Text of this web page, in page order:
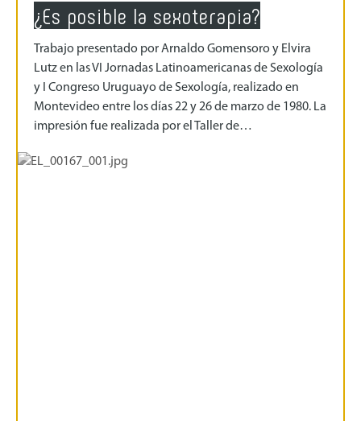
¿Es posible la sexoterapia?
Trabajo presentado por Arnaldo Gomensoro y Elvira
Lutz en las VI Jornadas Latinoamericanas de Sexología
y I Congreso Uruguayo de Sexología, realizado en
Montevideo entre los días 22 y 26 de marzo de 1980. La
impresión fue realizada por el Taller de…